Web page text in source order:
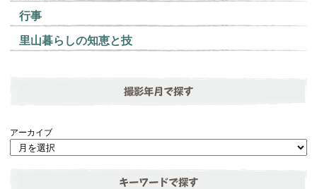
行事
里山暮らしの知恵と技
撮影年月で探す
アーカイブ
キーワードで探す